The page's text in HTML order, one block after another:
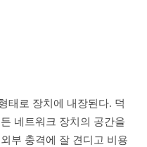
태로 장치에 내장된다. 덕
네트워크 장치의 공간을
부 충격에 잘 견디고 비용